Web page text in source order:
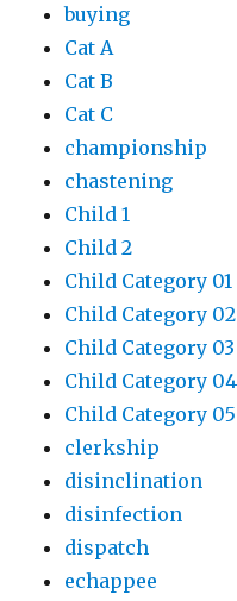
buying
Cat A
Cat B
Cat C
championship
chastening
Child 1
Child 2
Child Category 01
Child Category 02
Child Category 03
Child Category 04
Child Category 05
clerkship
disinclination
disinfection
dispatch
echappee